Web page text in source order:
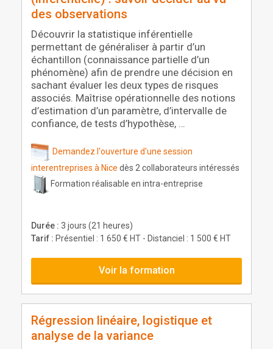
des observations
Découvrir la statistique inférentielle
permettant de généraliser à partir d’un
échantillon (connaissance partielle d’un
phénomène) afin de prendre une décision en
sachant évaluer les deux types de risques
associés. Maîtrise opérationnelle des notions
d’estimation d’un paramètre, d’intervalle de
confiance, de tests d’hypothèse, …
Demandez l'ouverture d'une session
interentreprises à Nice dès 2 collaborateurs intéressés
Formation réalisable en intra-entreprise
Durée : 3 jours (21 heures)
Tarif : Présentiel : 1 650 € HT - Distanciel : 1 500 € HT
Voir la formation
Régression linéaire, logistique et
analyse de la variance